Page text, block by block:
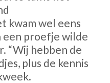
kwam wel eens
een proefje wilde
“Wij hebben de
plus de kennis